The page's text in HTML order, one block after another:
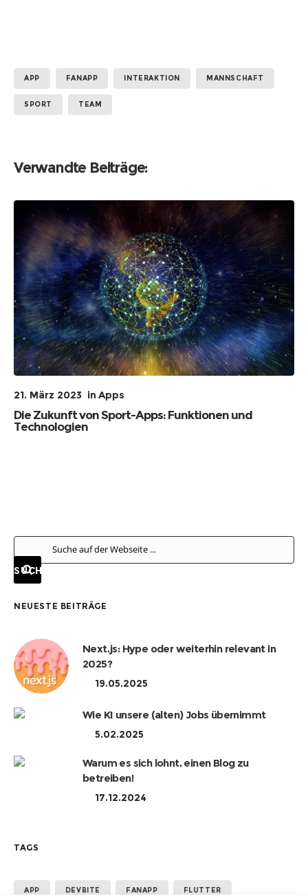
APP FANAPP INTERAKTION MANNSCHAFT
SPORT TEAM
Verwandte Beiträge:
21. März 2023 in Apps
Die Zukunft von Sport-Apps: Funktionen und
Technologien
NEUESTE BEITRÄGE
Next.js: Hype oder weiterhin relevant in
2025?
19.05.2025
Wie KI unsere (alten) Jobs übernimmt
5.02.2025
Warum es sich lohnt, einen Blog zu
betreiben!
17.12.2024
TAGS
APP DEVBITE FANAPP FLUTTER